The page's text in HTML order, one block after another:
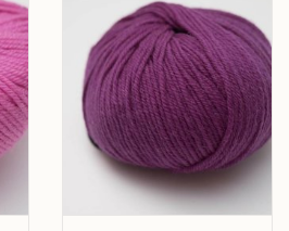
we makkelijk wol kunnen